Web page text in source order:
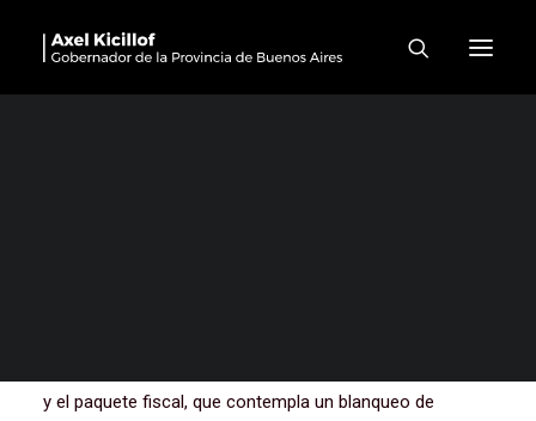
Kicillof pidió que el Senado
rechace la Ley Bases
y el paquete fiscal, que contempla un blanqueo de